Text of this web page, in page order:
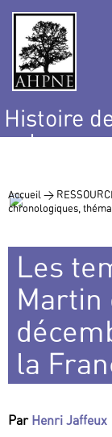
Histoire
nature
Accueil >
chronologiques,
Les
Martin
la
Par Henri Jaffeux